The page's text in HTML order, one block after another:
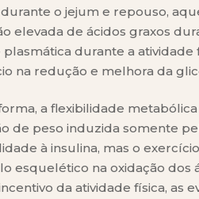
o jejum e repouso,
elevada de ácidos graxos
plasmática durante a
na redução e melhora da
a flexibilidade
de peso induzida somente
à insulina, mas o
esquelético na oxidação dos
da atividade física, as